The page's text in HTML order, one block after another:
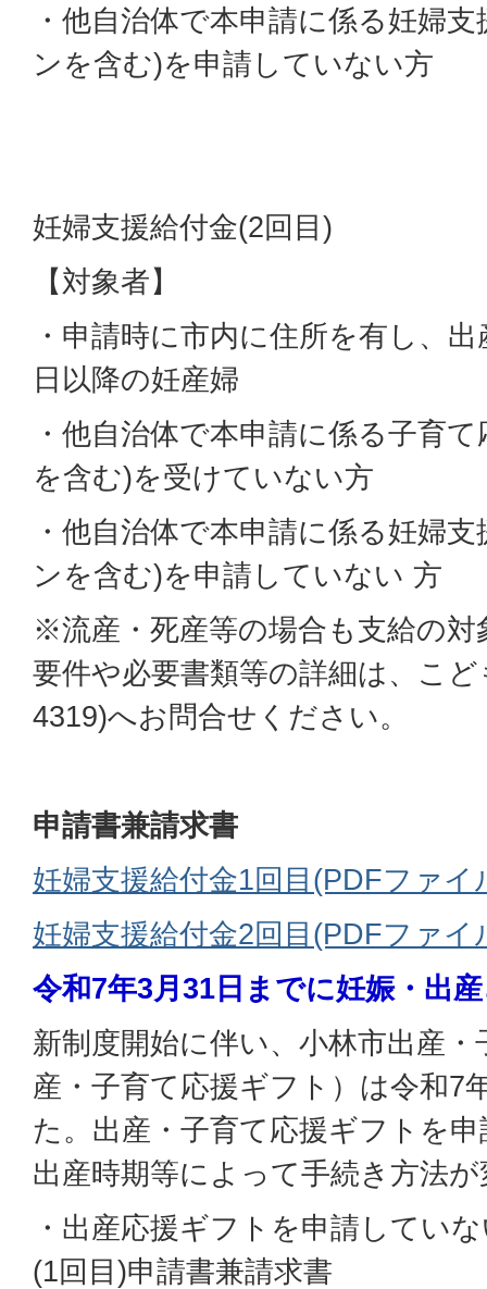
・他自治体で本申請に係る妊婦
ンを含む)を申請していない方
妊婦支援給付金(2回目)
【対象者】
・申請時に市内に住所を有し、
日以降の妊産婦
・他自治体で本申請に係る子育
を含む)を受けていない方
・他自治体で本申請に係る妊婦
ンを含む)を申請していない 方
※流産・死産等の場合も支給の
要件や必要書類等の詳細は、こ
4319)へお問合せください。
申請書兼請求書
妊婦支援給付金1回目(PDFファイ
妊婦支援給付金2回目(PDFファイ
令和7年3月31日までに妊娠・出
新制度開始に伴い、小林市出産
産・子育て応援ギフト）は令和7
た。出産・子育て応援ギフトを
出産時期等によって手続き方法
・出産応援ギフトを申請してい
(1回目)申請書兼請求書